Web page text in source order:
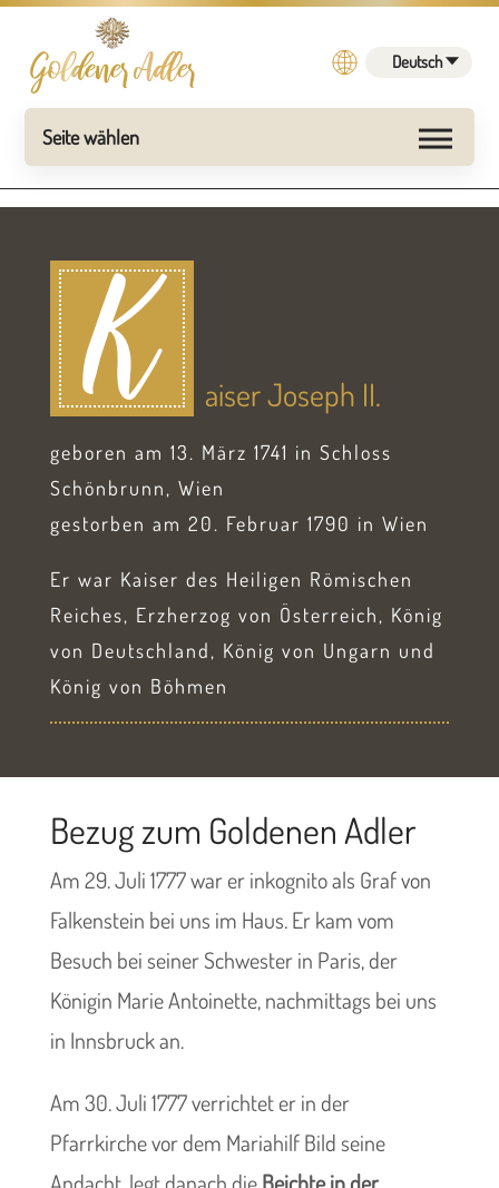
Deutsch
K aiser Joseph II.
geboren am 13. März 1741 in Schloss
Schönbrunn, Wien
gestorben am 20. Februar 1790 in Wien
Er war Kaiser des Heiligen Römischen
Reiches, Erzherzog von Österreich, König
von Deutschland, König von Ungarn und
König von Böhmen
Bezug zum Goldenen Adler
Am 29. Juli 1777 war er inkognito als Graf von
Falkenstein bei uns im Haus. Er kam vom
Besuch bei seiner Schwester in Paris, der
Königin Marie Antoinette, nachmittags bei uns
in Innsbruck an.
Am 30. Juli 1777 verrichtet er in der
Pfarrkirche vor dem Mariahilf Bild seine